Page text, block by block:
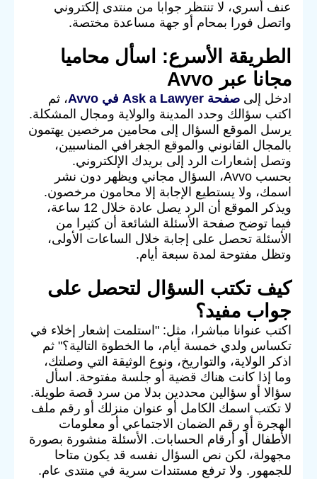
عنف أسري، لا تنتظر جوابا من منتدى إلكتروني
واتصل فورا بمحام أو جهة مساعدة مختصة.
الطريقة الأسرع: اسأل محاميا
مجانا عبر Avvo
ادخل إلىصفحة Ask a Lawyer في Avvo
، ثم
اكتب سؤالك وحدد المدينة والولاية ومجال المشكلة.
يرسل الموقع السؤال إلى محامين مرخصين يهتمون
بالمجال القانوني والموقع الجغرافي المناسبين،
وتصل إشعارات الرد إلى بريدك الإلكتروني.
بحسب Avvo، السؤال مجاني ويظهر دون نشر
اسمك، ولا يستطيع الإجابة إلا محامون مرخصون.
ويذكر الموقع أن الرد يصل عادة خلال 12 ساعة،
فيما توضح صفحة الأسئلة الشائعة أن كثيرا من
الأسئلة تحصل على إجابة خلال الساعات الأولى،
وتظل مفتوحة لمدة سبعة أيام.
كيف تكتب السؤال لتحصل على
جواب مفيد؟
اكتب عنوانا مباشرا، مثل: "استلمت إشعار إخلاء في
تكساس ولدي خمسة أيام، ما الخطوة التالية؟" ثم
اذكر الولاية، والتواريخ، ونوع الوثيقة التي وصلتك،
وما إذا كانت هناك قضية أو جلسة مفتوحة. اسأل
سؤالا أو سؤالين محددين بدلا من سرد قصة طويلة.
لا تكتب اسمك الكامل أو عنوان منزلك أو رقم ملف
الهجرة أو رقم الضمان الاجتماعي أو معلومات
الأطفال أو أرقام الحسابات. الأسئلة منشورة بصورة
مجهولة، لكن نص السؤال نفسه قد يكون متاحا
للجمهور. ولا ترفع مستندات سرية في منتدى عام.